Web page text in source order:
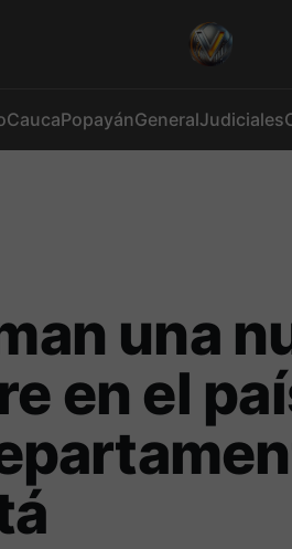
CaucaPopayánGeneralJudiciales
una
en el